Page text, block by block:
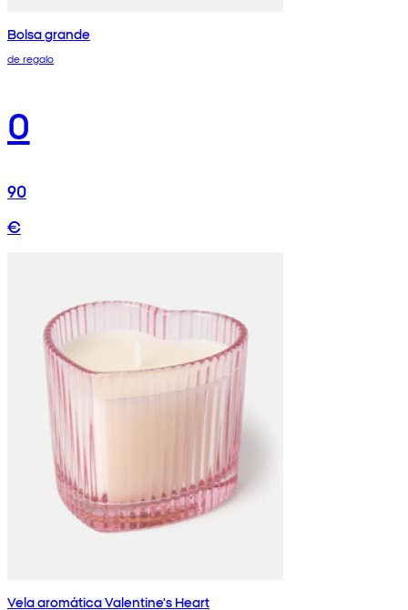
Bolsa grande
de regalo
0
90
€
Vela aromática Valentine's Heart